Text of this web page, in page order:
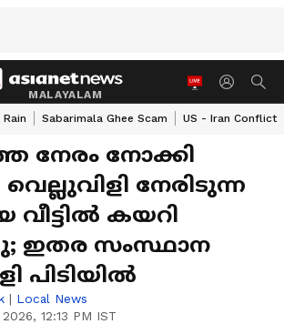
MALAYALAM
Sabarimala Ghee Scam US - Iran Conflict
നേരം നോക്കി
നേരിടുന്ന
വീട്ടിൽ കയറി
ഇതര സംസ്ഥാന
പിടിയിൽ
| Local News
2026, 12:13 PM IST